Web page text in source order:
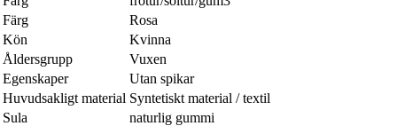
Färg
Rosa
Kön
Kvinna
Åldersgrupp
Vuxen
Egenskaper
Utan spikar
Huvudsakligt material Syntetiskt material / textil
Sula
naturlig gummi